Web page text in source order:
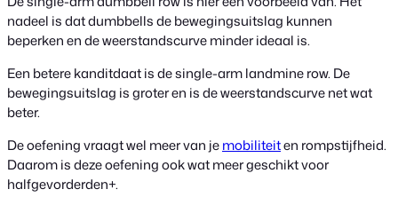
nadeel is dat dumbbells de bewegingsuitslag kunnen
beperken en de weerstandscurve minder ideaal is.
Een betere kanditdaat is de single-arm landmine row. De
bewegingsuitslag is groter en is de weerstandscurve net wat
beter.
De oefening vraagt wel meer van jemobiliteiten rompstijfheid.
Daarom is deze oefening ook wat meer geschikt voor
halfgevorderden+.